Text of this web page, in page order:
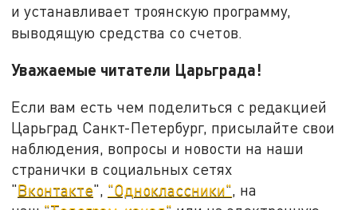
и устанавливает троянскую программу,
выводящую средства со счетов.
Уважаемые читатели Царьграда!
Если вам есть чем поделиться с редакцией
Царьград Санкт-Петербург, присылайте свои
наблюдения, вопросы и новости на наши
странички в социальных сетях
"Вконтакте", "Одноклассники", на